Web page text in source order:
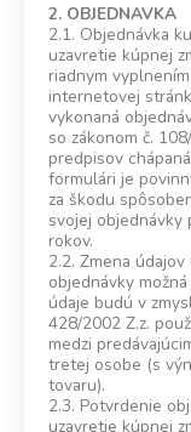
2. OBJEDNAVKA
2.1. Objednávka
uzavretie kúpnej
riadnym
internetovej
vykonaná
so zákonom č.
predpisov
formulári je
za škodu
svojej objednávky
rokov.
2.2. Zmena
objednávky
údaje budú v
428/2002 Z.z.
medzi
tretej osobe (s
tovaru).
2.3. Potvrdenie
uzavretie kúpnej